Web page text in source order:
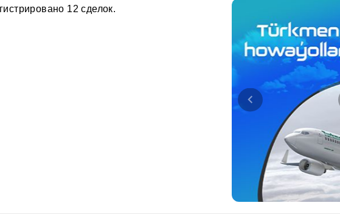
12 сделок.